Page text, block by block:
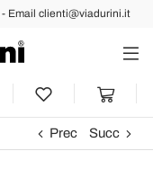
Email clienti@viadurini.it
Prec Succ